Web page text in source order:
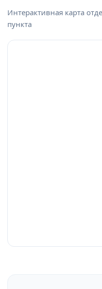
Интерактивная карта
пункта